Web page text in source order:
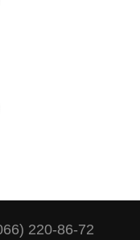
220-86-72